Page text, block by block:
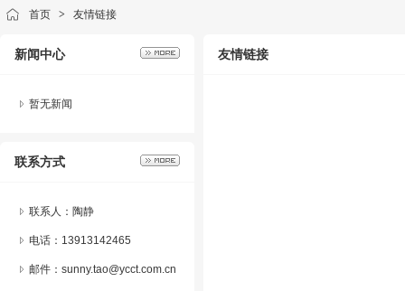
首页 > 友情链接
新闻中心
暂无新闻
联系方式
联系人：陶静
电话：13913142465
邮件：sunny.tao@ycct.com.cn
友情链接